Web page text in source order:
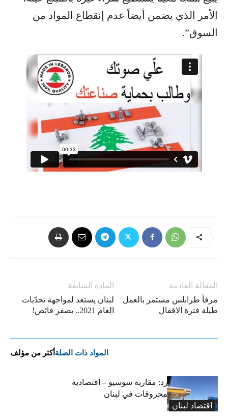
الأمر الذي يضمن أيضاً عدم إنقطاع المواد من
السوق”.
المادة السابقة
لبنان يستعد لمواجهة تحدّيات
العام 2021.. بصفر فائض!
المقالة القادمة
مرفأ طرابلس مستمر بالعمل
طيلة فترة الاقفال
المواد ذات الصلة أكثر من مؤلف
اقتصاد لبنان
التضخم المستورد: مقاربة سوسيو – اقتصادية
لارتفاع أسعار المحروقات في لبنان